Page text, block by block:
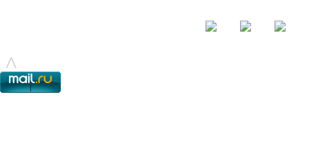
© - 2015-2017 - helix.su - все для вашего сайта |
^